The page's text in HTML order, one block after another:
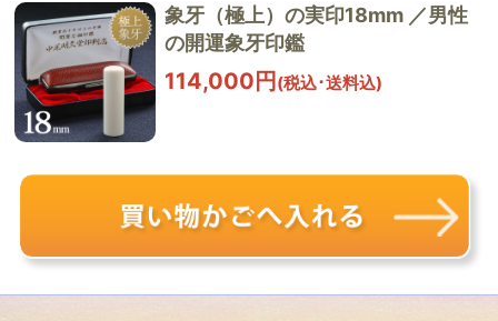
象牙（極上）の実印18mm ／男性
の開運象牙印鑑
114,000円 (税込･送料込)